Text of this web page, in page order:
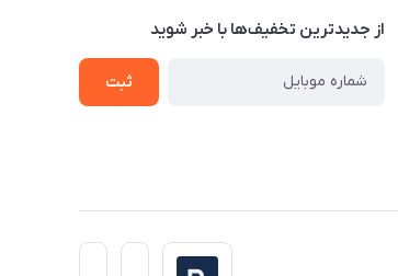
از جدید‌ترین تخفیف‌ها با‌ خبر شوید
ثبت